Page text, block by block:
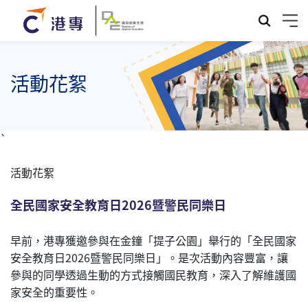
活動花絮
`
活動花絮
全民國家安全教育日2026暨警民同樂日
早前，港專獲邀參與在金鐘「提子公園」舉行的「全民國家
安全教育日2026暨警民同樂日」。是次活動內容豐富，讓
參與的同學透過生動的方式接觸國民教育，深入了解維護國
家安全的重要性。